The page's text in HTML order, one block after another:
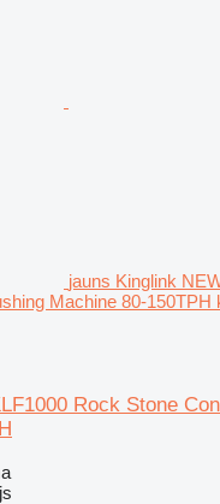
jauns Kinglink
Machine 80-150TPH
Rock Stone